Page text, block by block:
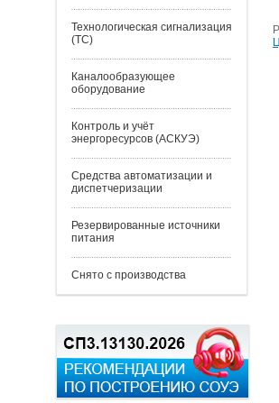
Технологическая сигнализация
(ТС)
Каналообразующее
оборудование
Контроль и учёт
энергоресурсов (АСКУЭ)
Средства автоматизации и
диспетчеризации
Резервированные источники
питания
Снято с производства